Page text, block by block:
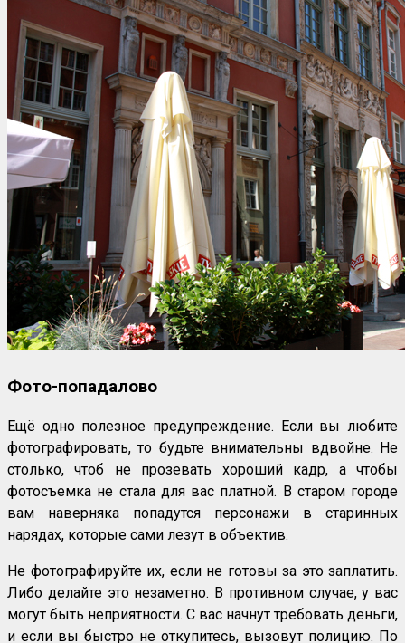
Фото-попадалово
Ещё одно полезное предупреждение. Если вы любите
фотографировать, то будьте внимательны вдвойне. Не
столько, чтоб не прозевать хороший кадр, а чтобы
фотосъемка не стала для вас платной. В старом городе
вам наверняка попадутся персонажи в старинных
нарядах, которые сами лезут в объектив.
Не фотографируйте их, если не готовы за это заплатить.
Либо делайте это незаметно. В противном случае, у вас
могут быть неприятности. С вас начнут требовать деньги,
и если вы быстро не откупитесь, вызовут полицию. По